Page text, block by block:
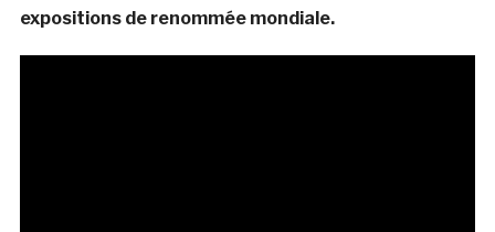
expositions de renommée mondiale.